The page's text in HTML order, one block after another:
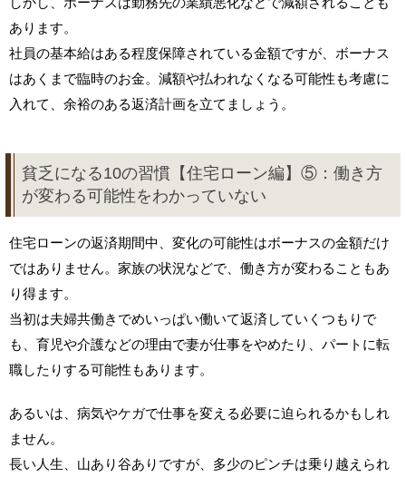
あります。
社員の基本給はある程度保障されている金額ですが、ボーナス
はあくまで臨時のお金。減額や払われなくなる可能性も考慮に
入れて、余裕のある返済計画を立てましょう。
貧乏になる10の習慣【住宅ローン編】⑤：働き方
が変わる可能性をわかっていない
住宅ローンの返済期間中、変化の可能性はボーナスの金額だけ
ではありません。家族の状況などで、働き方が変わることもあ
り得ます。
当初は夫婦共働きでめいっぱい働いて返済していくつもりで
も、育児や介護などの理由で妻が仕事をやめたり、パートに転
職したりする可能性もあります。
あるいは、病気やケガで仕事を変える必要に迫られるかもしれ
ません。
長い人生、山あり谷ありですが、多少のピンチは乗り越えられ